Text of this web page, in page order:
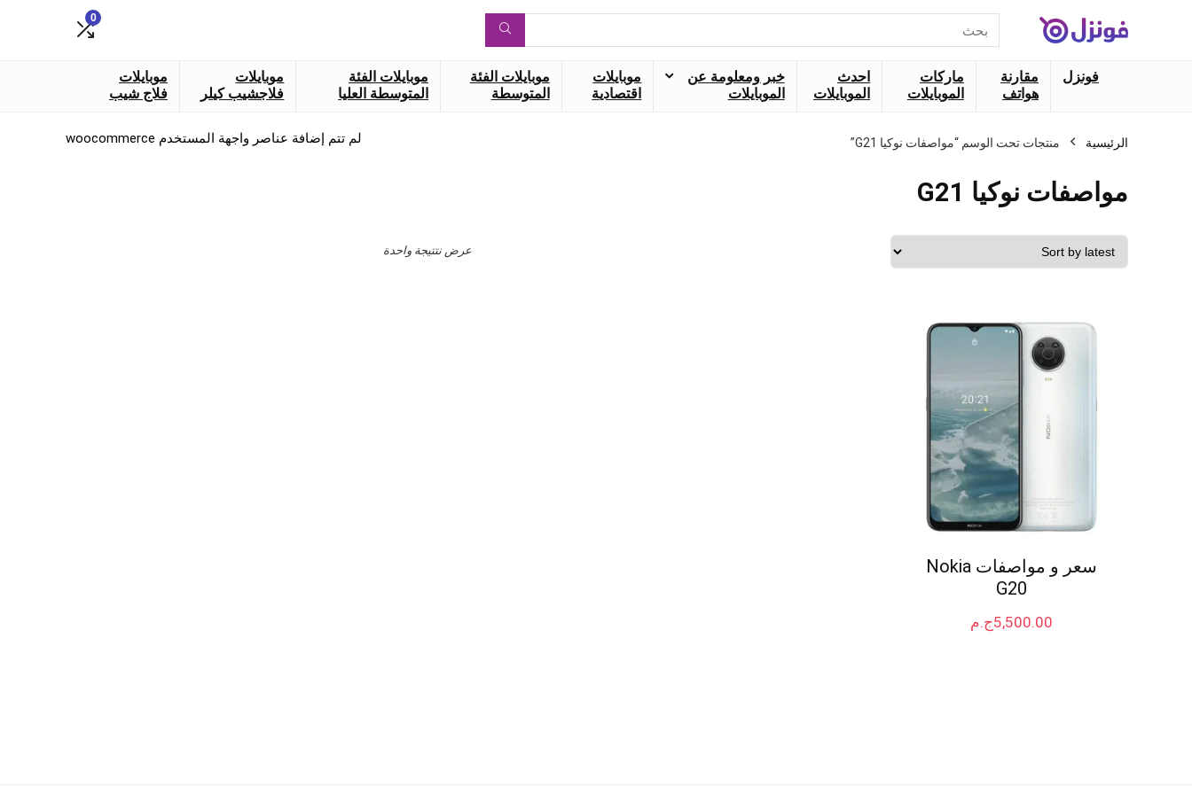
عن:
0
فونزل
مقارنة
هواتف
ماركات
الموبايلات
احدث
الموبايلات
خبر ومعلومة عن
الموبايلات
موبايلات
اقتصادية
موبايلات الفئة
المتوسطة
موبايلات الفئة
المتوسطة العليا
موبايلات
فلاجشيب كيلر
موبايلات
فلاج شيب
الرئيسية منتجات تحت الوسم “مواصفات نوكيا G21”
مواصفات نوكيا G21
عرض نتتيجة واحدة
سعر و مواصفات Nokia
G20
ج.م5,500.00
لم تتم إضافة عناصر واجهة المستخدم woocommerce